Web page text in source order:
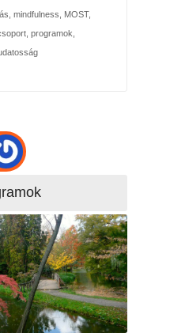
mindfulness MOST,
, programok